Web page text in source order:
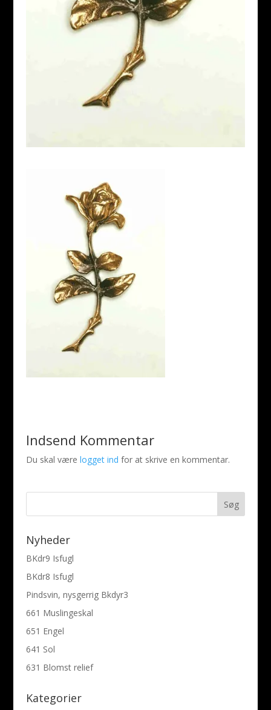
Indsend Kommentar
Du skal være logget ind for at skrive en kommentar.
Nyheder
BKdr9 Isfugl
BKdr8 Isfugl
Pindsvin, nysgerrig Bkdyr3
661 Muslingeskal
651 Engel
641 Sol
631 Blomst relief
Kategorier